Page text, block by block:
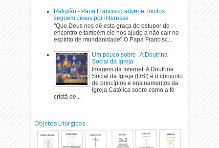
Religião - Papa Francisco adverte: muitos
seguem Jesus por interesse
"Que Deus nos dê esta graça do estupor do
encontro e também ele nos ajude a não cair no
espírito de mundanidade" O Papa Francisc...
Um pouco sobre : A Doutrina
Social da Igreja
Imagem da Internet A Doutrina
Social da Igreja (DSI) é o conjunto
de princípios e ensinamentos da
Igreja Católica sobre como a fé
cristã de...
Objetos Litúrgicos